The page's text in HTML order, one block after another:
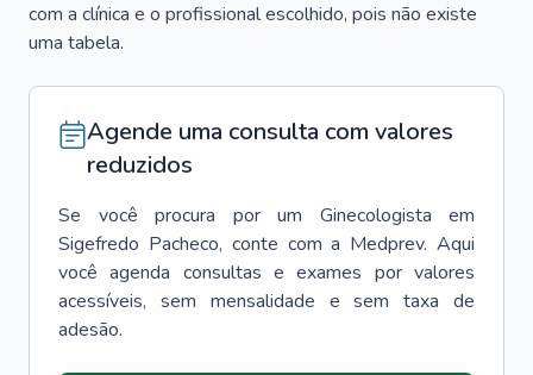
com a clínica e o profissional escolhido, pois não existe
uma tabela.
Agende uma consulta com valores
reduzidos
Se você procura por um Ginecologista
em
Sigefredo Pacheco, conte com a Medprev. Aqui
você agenda consultas e exames por valores
acessíveis, sem mensalidade e sem taxa de
adesão.